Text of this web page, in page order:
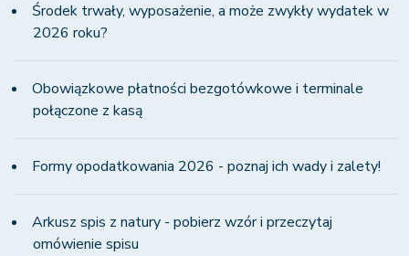
Środek trwały, wyposażenie, a może zwykły wydatek w
2026 roku?
Obowiązkowe płatności bezgotówkowe i terminale
połączone z kasą
Formy opodatkowania 2026 - poznaj ich wady i zalety!
Arkusz spis z natury - pobierz wzór i przeczytaj
omówienie spisu